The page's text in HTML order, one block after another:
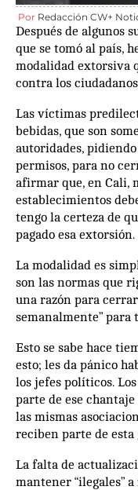
Por Redacción CW+
Después de algunos
que se tomó al país,
modalidad extorsiva
contra los
Las víctimas
bebidas, que son
autoridades,
permisos, para no
afirmar que, en Cali,
establecimientos
tengo la certeza de
pagado esa extorsión.
La modalidad es
son las normas que
una razón para
semanalmente” para
Esto se sabe hace
esto; les da pánico
los jefes políticos.
parte de ese
las mismas
reciben parte de
La falta de
mantener “ilegales”